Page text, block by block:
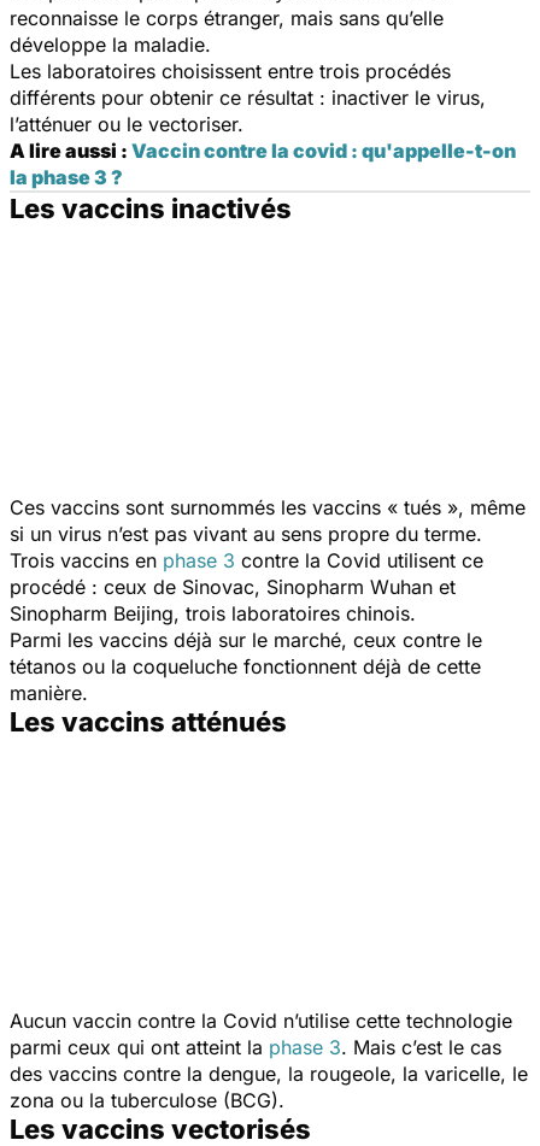
reconnaisse le corps étranger, mais sans qu’elle
développe la maladie.
Les laboratoires choisissent entre trois procédés
différents pour obtenir ce résultat : inactiver le virus,
l’atténuer ou le vectoriser.
A lire aussi : Vaccin contre la covid : qu'appelle-t-on
la phase 3 ?
Les vaccins inactivés
Ces vaccins sont surnommés les vaccins « tués », même
si un virus n’est pas vivant au sens propre du terme.
Trois vaccins en phase 3 contre la Covid utilisent ce
procédé : ceux de Sinovac, Sinopharm Wuhan et
Sinopharm Beijing, trois laboratoires chinois.
Parmi les vaccins déjà sur le marché, ceux contre le
tétanos ou la coqueluche fonctionnent déjà de cette
manière.
Les vaccins atténués
Aucun vaccin contre la Covid n’utilise cette technologie
parmi ceux qui ont atteint la phase 3. Mais c’est le cas
des vaccins contre la dengue, la rougeole, la varicelle, le
zona ou la tuberculose (BCG).
Les vaccins vectorisés